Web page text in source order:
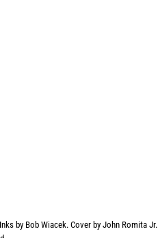
by Bob Wiacek. Cover by John Romita